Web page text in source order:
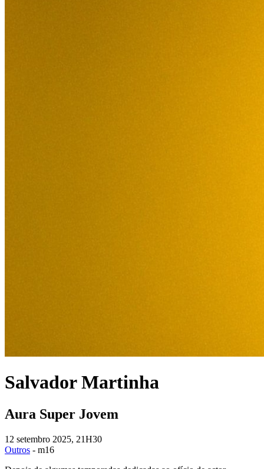
Salvador Martinha
Aura Super Jovem
12 setembro 2025, 21H30
Outros - m16